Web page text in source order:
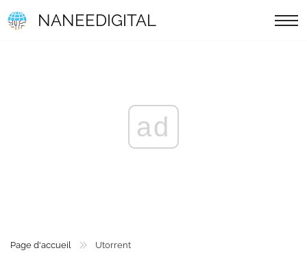
NANEEDIGITAL
ad
Page d'accueil Utorrent